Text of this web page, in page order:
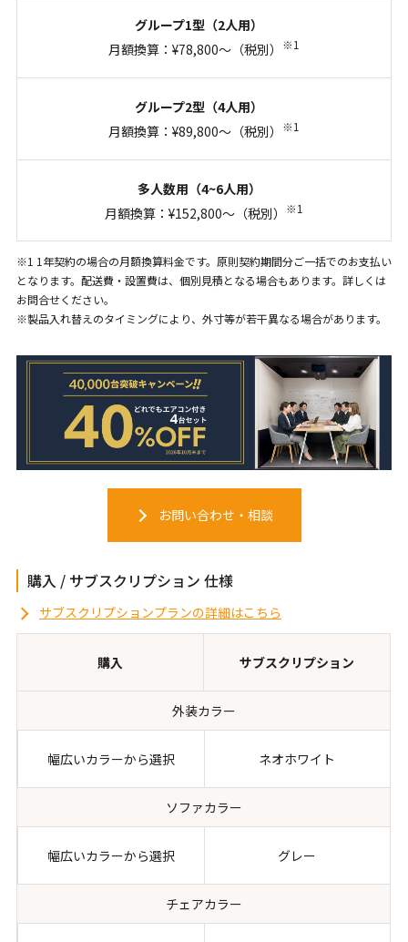
月額換算：¥78,800～（税別） ※1
月額換算：¥89,800～（税別） ※1
月額換算：¥152,800～（税別） ※1
※1 1年契約の場合の月額換算料金です。原則契約期間分ご一括でのお支払い
となります。配送費・設置費は、個別見積となる場合もあります。詳しくは
お問合せください。
※製品入れ替えのタイミングにより、外寸等が若干異なる場合があります。
お問い合わせ・相談
購入 / サブスクリプション 仕様
サブスクリプションプランの詳細はこちら
購入 サブスクリプション
外装カラー
幅広いカラーから選択 ネオホワイト
ソファカラー
幅広いカラーから選択 グレー
チェアカラー